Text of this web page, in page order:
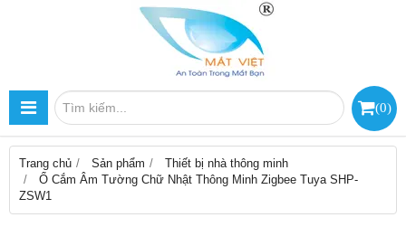
(0)
Trang chủ Sản phẩm
Thiết bị nhà thông minh
Ổ Cắm Âm Tường Chữ Nhật Thông Minh Zigbee Tuya SHP-
ZSW1